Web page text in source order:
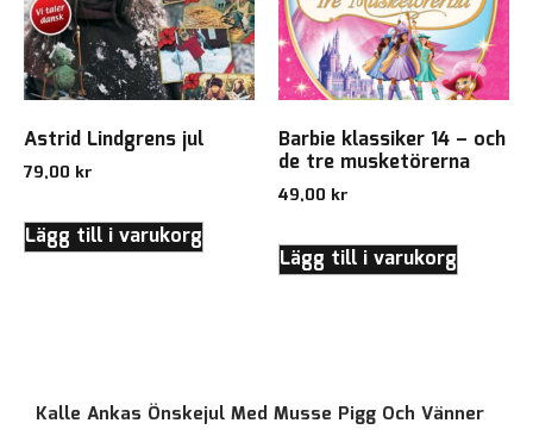
Kalle Ankas Önskejul Med Musse Pigg Och Vänner
Astrid Lindgrens jul
79,00 kr
Lägg till i varukorg
Barbie klassiker 14 – och
de tre musketörerna
49,00 kr
Lägg till i varukorg